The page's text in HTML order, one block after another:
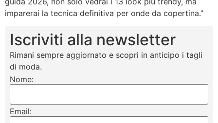
imparerai la tecnica definitiva per onde da copertina.”
Iscriviti alla newsletter
Rimani sempre aggiornato e scopri in anticipo i tagli
di moda.
Nome:
Email: